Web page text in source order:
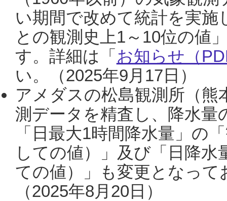
い期間で改めて統計を実
との観測史上1～10位の値
す。詳細は「 お知らせ（
い。（2025年9月17日）
アメダスの松島観測所（熊
測データを精査し、降水
「日最大1時間降水量」の
しての値）」及び「日降
ての値）」も変更となっ
（2025年8月20日）